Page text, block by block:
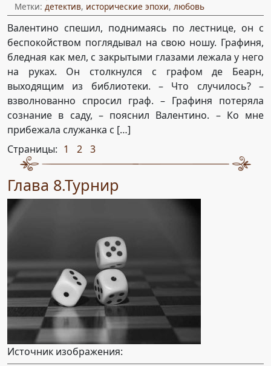
Метки: детектив, исторические эпохи, любовь
Валентино спешил, поднимаясь по лестнице, он с
беспокойством поглядывал на свою ношу. Графиня,
бледная как мел, с закрытыми глазами лежала у него
на руках. Он столкнулся с графом де Беарн,
выходящим из библиотеки. – Что случилось? –
взволнованно спросил граф. – Графиня потеряла
сознание в саду, – пояснил Валентино. – Ко мне
прибежала служанка с […]
Страницы: 1 2 3
Глава 8.Турнир
Источник изображения: